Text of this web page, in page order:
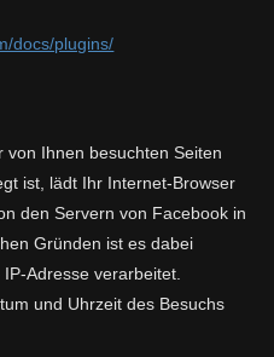
docs/plugins/
Ihnen besuchten Seiten
ist, lädt Ihr Internet-Browser
den Servern von Facebook in
Gründen ist es dabei
Adresse verarbeitet.
und Uhrzeit des Besuchs